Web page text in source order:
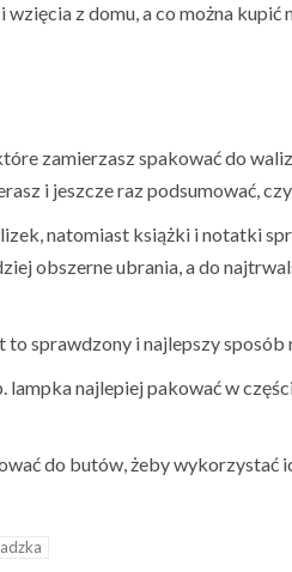
z domu, a co można kupić
zamierzasz spakować do
i jeszcze raz podsumować,
natomiast książki i notatki
obszerne ubrania, a do
sprawdzony i najlepszy
lampka najlepiej pakować w
do butów, żeby wykorzystać